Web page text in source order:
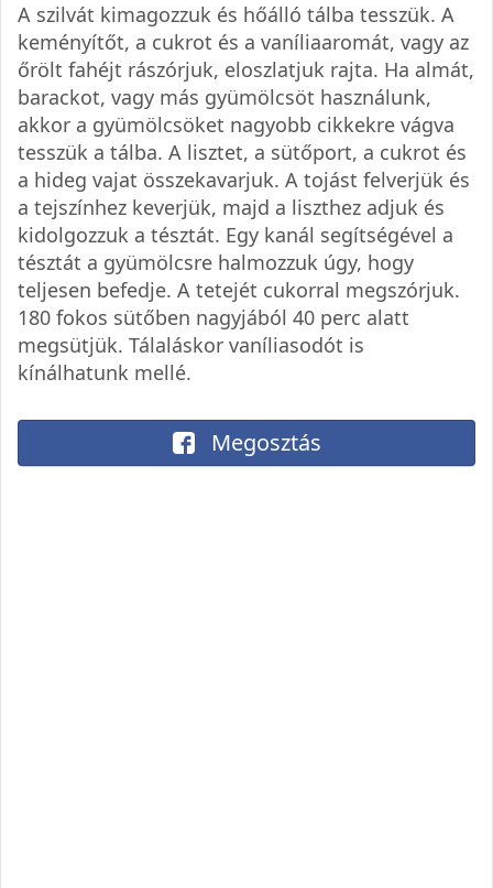
A szilvát kimagozzuk és hőálló tálba tesszük. A
keményítőt, a cukrot és a vaníliaaromát, vagy az
őrölt fahéjt rászórjuk, eloszlatjuk rajta. Ha almát,
barackot, vagy más gyümölcsöt használunk,
akkor a gyümölcsöket nagyobb cikkekre vágva
tesszük a tálba. A lisztet, a sütőport, a cukrot és
a hideg vajat összekavarjuk. A tojást felverjük és
a tejszínhez keverjük, majd a liszthez adjuk és
kidolgozzuk a tésztát. Egy kanál segítségével a
tésztát a gyümölcsre halmozzuk úgy, hogy
teljesen befedje. A tetejét cukorral megszórjuk.
180 fokos sütőben nagyjából 40 perc alatt
megsütjük. Tálaláskor vaníliasodót is
kínálhatunk mellé.
Megosztás